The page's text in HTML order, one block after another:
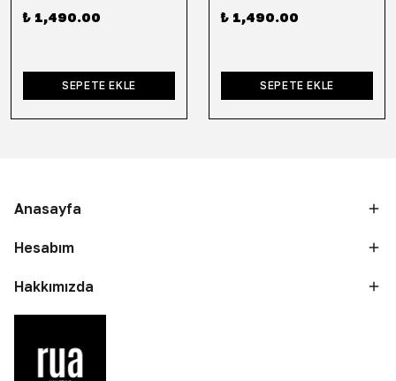
₺ 1,490.00
SEPETE EKLE
₺ 1,490.00
SEPETE EKLE
Anasayfa
Hesabım
Hakkımızda